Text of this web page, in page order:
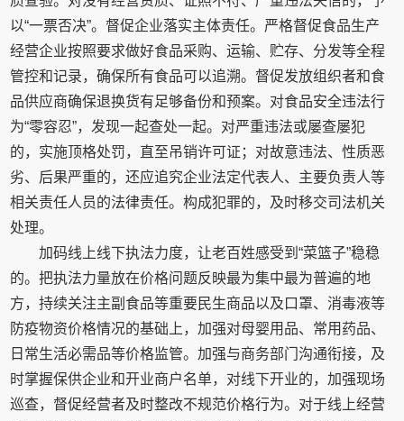
以“一票否决”。督促企业落实主体责任。严格督促食品生产
经营企业按照要求做好食品采购、运输、贮存、分发等全程
管控和记录，确保所有食品可以追溯。督促发放组织者和食
品供应商确保退换货有足够备份和预案。对食品安全违法行
为“零容忍”，发现一起查处一起。对严重违法或屡查屡犯
的，实施顶格处罚，直至吊销许可证；对故意违法、性质恶
劣、后果严重的，还应追究企业法定代表人、主要负责人等
相关责任人员的法律责任。构成犯罪的，及时移交司法机关
处理。
加码线上线下执法力度，让老百姓感受到“菜篮子”稳稳
的。把执法力量放在价格问题反映最为集中最为普遍的地
方，持续关注主副食品等重要民生商品以及口罩、消毒液等
防疫物资价格情况的基础上，加强对母婴用品、常用药品、
日常生活必需品等价格监管。加强与商务部门沟通衔接，及
时掌握保供企业和开业商户名单，对线下开业的，加强现场
巡查，督促经营者及时整改不规范价格行为。对于线上经营